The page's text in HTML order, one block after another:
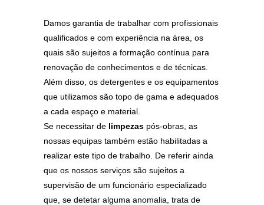
Damos garantia de trabalhar com profissionais
qualificados e com experiência na área, os
quais são sujeitos a formação contínua para
renovação de conhecimentos e de técnicas.
Além disso, os detergentes e os equipamentos
que utilizamos são topo de gama e adequados
a cada espaço e material.
Se necessitar de limpezas pós-obras, as
nossas equipas também estão habilitadas a
realizar este tipo de trabalho. De referir ainda
que os nossos serviços são sujeitos a
supervisão de um funcionário especializado
que, se detetar alguma anomalia, trata de